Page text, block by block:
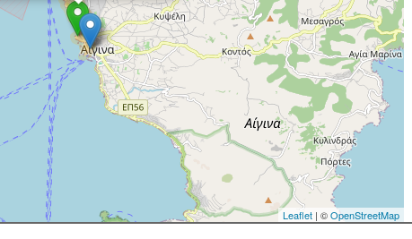
Leaflet| ©OpenStreetMap